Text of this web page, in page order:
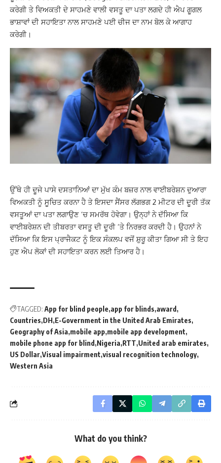
ਕਰੇਗੀ ਤੇ ਵਿਅਕਤੀ ਦੇ ਸਾਹਮਣੇ ਵਾਲੀ ਵਸਤੂ ਦਾ ਪਤਾ ਲਗਦੇ ਹੀ ਐਪ ਗੂਗਲ
ਭਾਸ਼ਾਵਾਂ ਦੀ ਸਹਾਇਤਾ ਨਾਲ ਸਾਹਮਣੇ ਪਈ ਚੀਜ ਦਾ ਨਾਮ ਬੋਲ ਕੇ ਆਗਾਹ
ਕਰੇਗੀ।
ਉੱਥੇ ਹੀ ਦੂਜੇ ਪਾਸੇ ਦਸਤਾਨਿਆਂ ਦਾ ਮੁੱਖ ਕੰਮ ਬਜ਼ਰ ਨਾਲ ਵਾਈਬਰੇਸ਼ਨ ਦੁਆਰਾ
ਵਿਅਕਤੀ ਨੂੰ ਸੂਚਿਤ ਕਰਨਾ ਹੈ ਤੇ ਇਸਦਾ ਸੈਂਸਰ ਲੱਗਭਗ 2 ਮੀਟਰ ਦੀ ਦੂਰੀ ਤੱਕ
ਵਸਤੂਆਂ ਦਾ ਪਤਾ ਲਗਾਉਣ ‘ਚ ਸਮਰੱਥ ਹੋਵੇਗਾ। ਉਨ੍ਹਾਂ ਨੇ ਦੱਸਿਆ ਕਿ
ਵਾਈਬਰੇਸ਼ਨ ਦੀ ਤੀਬਰਤਾ ਵਸਤੂ ਦੀ ਦੂਰੀ ‘ਤੇ ਨਿਰਭਰ ਕਰਦੀ ਹੈ। ਉਹਨਾਂ ਨੇ
ਦੱਸਿਆ ਕਿ ਇਸ ਪ੍ਰਾਜੈਕਟ ਨੂੰ ਇਕ ਸੰਕਲਪ ਵਜੋਂ ਸ਼ੁਰੂ ਕੀਤਾ ਗਿਆ ਸੀ ਤੇ ਇਹ
ਹੁਣ ਐਪ ਲੋਕਾਂ ਦੀ ਸਹਾਇਤਾ ਕਰਨ ਲਈ ਤਿਆਰ ਹੈ।
TAGGED: App for blind people app for blinds award
Countries DH E-Government in the United Arab Emirates
Geography of Asia mobile app mobile app development
mobile phone app for blind Nigeria RTT United arab emirates
US Dollar Visual impairment visual recognition technology
Western Asia
What do you think?